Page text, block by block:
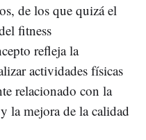
de los que quizá el
fitness
refleja la
actividades físicas
relacionado con la
la mejora de la calidad